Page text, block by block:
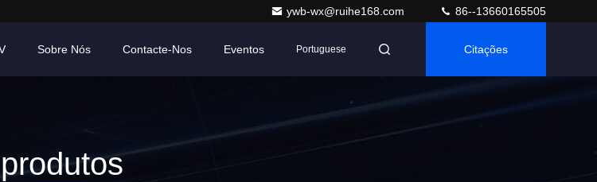
ywb-wx@ruihe168.com 86--13660165505
Sobre Nós Contacte-Nos Eventos Portuguese Citações
produtos